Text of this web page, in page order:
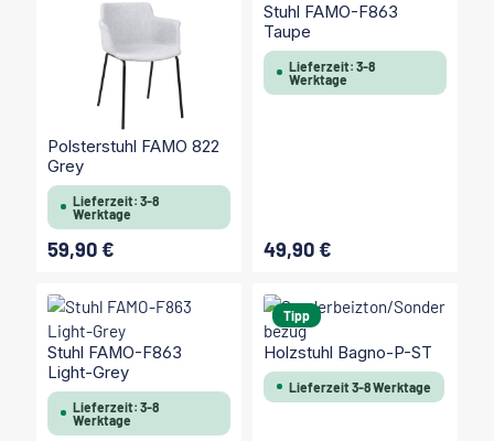
Polsterstuhl FAMO 822
Grey
Lieferzeit: 3-8
Werktage
Regulärer Preis:
59,90 €
Stuhl FAMO-F863
Taupe
Lieferzeit: 3-8
Werktage
Regulärer Preis:
49,90 €
Stuhl FAMO-F863
Light-Grey
Lieferzeit: 3-8
Werktage
Tipp
Holzstuhl Bagno-P-ST
Lieferzeit 3-8 Werktage